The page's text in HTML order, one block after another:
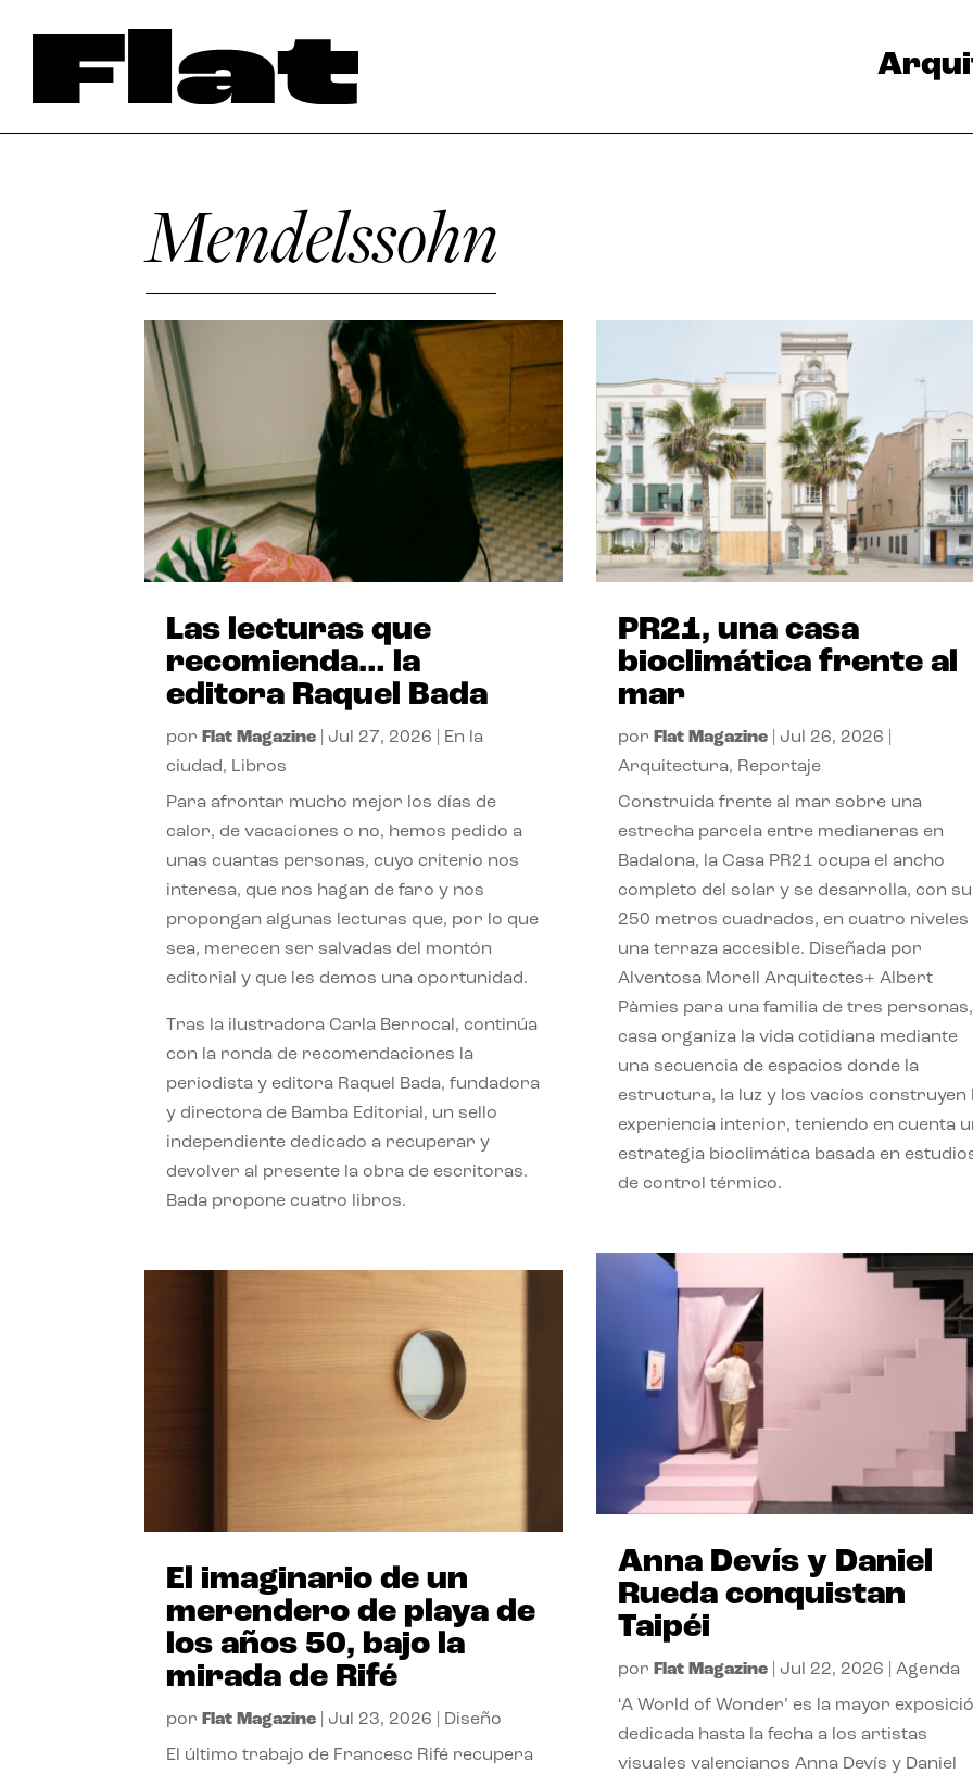
Mendelssohn
Las lecturas que
recomienda… la
editora Raquel Bada
por Flat Magazine Jul 27, 2026
En la
ciudad, Libros
Para afrontar mucho mejor los días de
calor, de vacaciones o no, hemos pedido a
unas cuantas personas, cuyo criterio nos
interesa, que nos hagan de faro y nos
propongan algunas lecturas que, por lo que
sea, merecen ser salvadas del montón
editorial y que les demos una oportunidad.
Tras la ilustradora Carla Berrocal, continúa
con la ronda de recomendaciones la
periodista y editora Raquel Bada, fundadora
y directora de Bamba Editorial, un sello
independiente dedicado a recuperar y
devolver al presente la obra de escritoras.
Bada propone cuatro libros.
El imaginario de un
merendero de playa de
los años 50, bajo la
mirada de Rifé
por Flat Magazine Jul 23, 2026 Diseño
El último trabajo de Francesc Rifé recupera
PR21, una casa
bioclimática frente al
mar
por Flat Magazine| Jul 26, 2026
Arquitectura, Reportaje
Construida frente al mar sobre una
estrecha parcela entre medianeras en
Badalona, la Casa PR21 ocupa el ancho
completo del solar y se desarrolla, con
250 metros cuadrados, en cuatro niveles
una terraza accesible. Diseñada por
Alventosa Morell Arquitectes+ Albert
Pàmies para una familia de tres
casa organiza la vida cotidiana mediante
una secuencia de espacios donde la
estructura, la luz y los vacíos construyen
experiencia interior, teniendo en cuenta
estrategia bioclimática basada en
de control térmico.
Anna Devís y Daniel
Rueda conquistan
Taipéi
por Flat Magazine| Jul 22, 2026 Agenda
‘A World of Wonder’ es la mayor
dedicada hasta la fecha a los artistas
visuales valencianos Anna Devís y Daniel